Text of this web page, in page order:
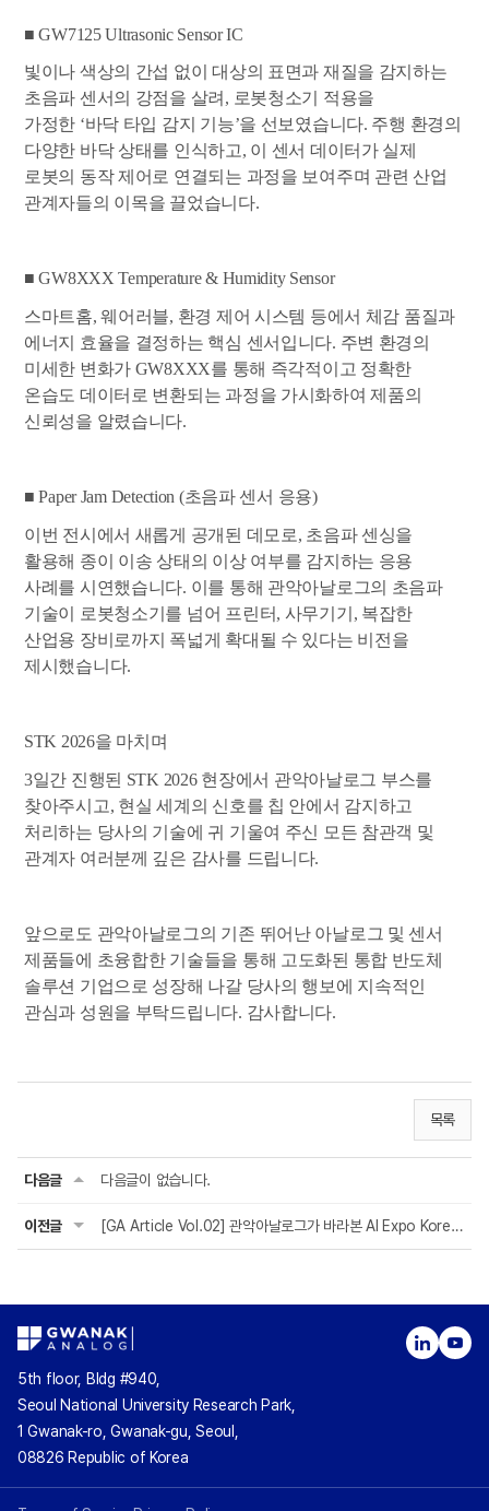
■ GW7125 Ultrasonic Sensor IC
빛이나 색상의 간섭 없이 대상의 표면과 재질을 감지하는
초음파 센서의 강점을 살려, 로봇청소기 적용을
가정한 ‘바닥 타입 감지 기능’을 선보였습니다. 주행 환경의
다양한 바닥 상태를 인식하고, 이 센서 데이터가 실제
로봇의 동작 제어로 연결되는 과정을 보여주며 관련 산업
관계자들의 이목을 끌었습니다.
■ GW8XXX Temperature & Humidity Sensor
스마트홈, 웨어러블, 환경 제어 시스템 등에서 체감 품질과
에너지 효율을 결정하는 핵심 센서입니다. 주변 환경의
미세한 변화가 GW8XXX를 통해 즉각적이고 정확한
온습도 데이터로 변환되는 과정을 가시화하여 제품의
신뢰성을 알렸습니다.
■ Paper Jam Detection (초음파 센서 응용)
이번 전시에서 새롭게 공개된 데모로, 초음파 센싱을
활용해 종이 이송 상태의 이상 여부를 감지하는 응용
사례를 시연했습니다. 이를 통해 관악아날로그의 초음파
기술이 로봇청소기를 넘어 프린터, 사무기기, 복잡한
산업용 장비로까지 폭넓게 확대될 수 있다는 비전을
제시했습니다.
STK 2026을 마치며
3일간 진행된 STK 2026 현장에서 관악아날로그 부스를
찾아주시고, 현실 세계의 신호를 칩 안에서 감지하고
처리하는 당사의 기술에 귀 기울여 주신 모든 참관객 및
관계자 여러분께 깊은 감사를 드립니다.
앞으로도 관악아날로그의 기존 뛰어난 아날로그 및 센서
제품들에 초융합한 기술들을 통해 고도화된 통합 반도체
솔루션 기업으로 성장해 나갈 당사의 행보에 지속적인
관심과 성원을 부탁드립니다. 감사합니다.
목록
다음글 다음글이 없습니다.
이전글 [GA Article Vol.02] 관악아날로그가 바라본 AI Expo Korea 2026
5th floor, Bldg #940,
Seoul National University Research Park,
1 Gwanak-ro, Gwanak-gu, Seoul,
08826 Republic of Korea